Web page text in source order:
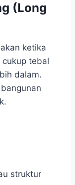
(Long
ketika
tebal
dalam.
struktur